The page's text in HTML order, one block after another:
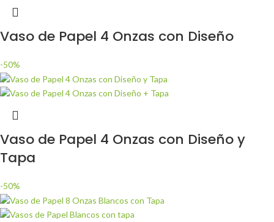
Vaso de Papel 4 Onzas con Diseño
-50%
Vaso de Papel 4 Onzas con Diseño y
Tapa
-50%